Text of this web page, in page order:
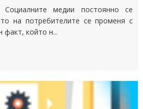
Социалните медии постоянно се
на потребителите се променя с
факт, който н...